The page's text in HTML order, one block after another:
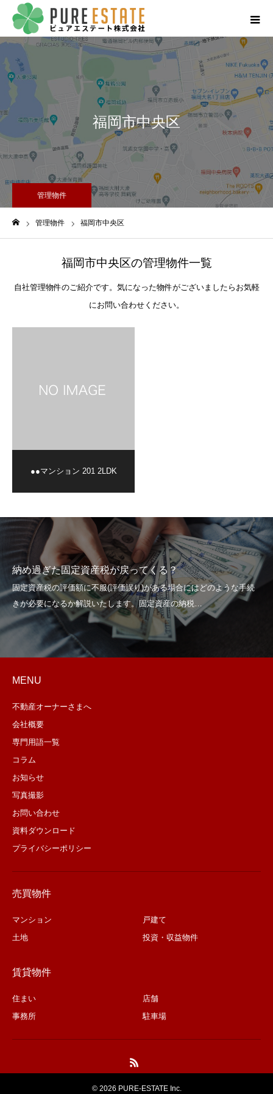
福岡市中央区
管理物件
管理物件 福岡市中央区
福岡市中央区の管理物件一覧
自社管理物件のご紹介です。気になった物件がございましたらお気軽
にお問い合わせください。
●●マンション 201 2LDK
納め過ぎた固定資産税が戻ってくる？
MENU
不動産オーナーさまへ
会社概要
専門用語一覧
コラム
お知らせ
写真撮影
お問い合わせ
資料ダウンロード
プライバシーポリシー
売買物件
マンション
戸建て
土地
投資・収益物件
賃貸物件
住まい
店舗
事務所
駐車場
© 2026 PURE-ESTATE Inc.